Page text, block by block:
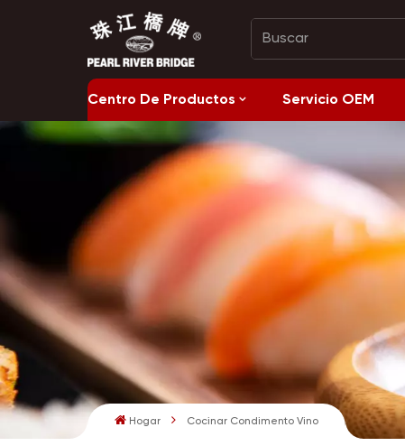
Centro De Productos Servicio OEM
Hogar Cocinar Condimento Vino